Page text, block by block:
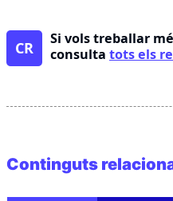
CR
Si vols treballar
consulta tots els
Continguts